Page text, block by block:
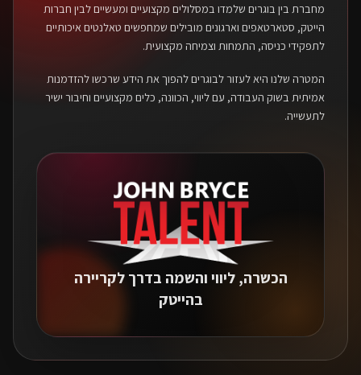
מחברת בין בוגרים שלמדו במסלולים מקצועיים ומעשיים לבין חברות
הייטק, סטארטאפים וארגונים מובילים שמחפשים טאלנטים איכותיים
לתפקידי כניסה, התמחות וצמיחה מקצועית.
המטרה שלנו היא לעזור לבוגרים להפוך את הידע שרכשו להזדמנות
אמיתית בשוק העבודה, עם ליווי, הכוונה, כלים מקצועיים וחיבור ישיר
לתעשייה.
הכשרה, ליווי והשמה בדרך לקריירה
בהייטק